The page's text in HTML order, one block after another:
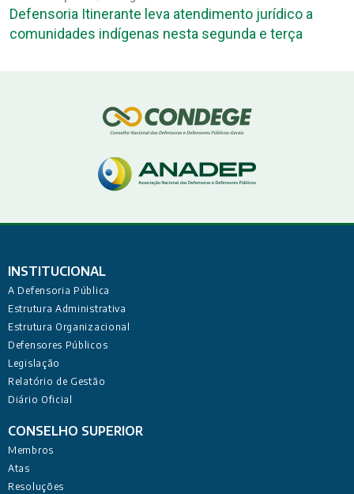
Defensoria Itinerante leva atendimento jurídico a
comunidades indígenas nesta segunda e terça
INSTITUCIONAL
A Defensoria Pública
Estrutura Administrativa
Estrutura Organizacional
Defensores Públicos
Legislação
Relatório de Gestão
Diário Oficial
CONSELHO SUPERIOR
Membros
Atas
Resoluções